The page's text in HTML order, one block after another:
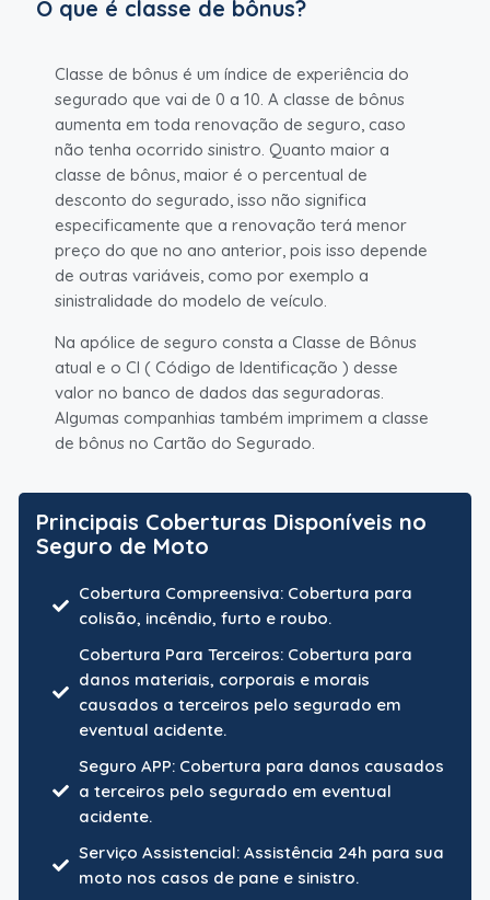
O que é classe de bônus?
Classe de bônus é um índice de experiência do
segurado que vai de 0 a 10. A classe de bônus
aumenta em toda renovação de seguro, caso
não tenha ocorrido sinistro. Quanto maior a
classe de bônus, maior é o percentual de
desconto do segurado, isso não significa
especificamente que a renovação terá menor
preço do que no ano anterior, pois isso depende
de outras variáveis, como por exemplo a
sinistralidade do modelo de veículo.
Na apólice de seguro consta a Classe de Bônus
atual e o CI ( Código de Identificação ) desse
valor no banco de dados das seguradoras.
Algumas companhias também imprimem a classe
de bônus no Cartão do Segurado.
Principais Coberturas Disponíveis no
Seguro de Moto
Cobertura Compreensiva: Cobertura para
colisão, incêndio, furto e roubo.
Cobertura Para Terceiros: Cobertura para
danos materiais, corporais e morais
causados a terceiros pelo segurado em
eventual acidente.
Seguro APP: Cobertura para danos causados
a terceiros pelo segurado em eventual
acidente.
Serviço Assistencial: Assistência 24h para sua
moto nos casos de pane e sinistro.